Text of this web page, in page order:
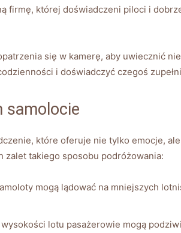
firmę, której doświadczeni piloci ⁣i
się w kamerę, aby uwiecznić
i doświadczyć czegoś
samolocie
które⁤ oferuje nie tylko emocje,
zalet takiego sposobu podróżowania:
⁢mogą lądować na mniejszych
wysokości lotu pasażerowie mogą